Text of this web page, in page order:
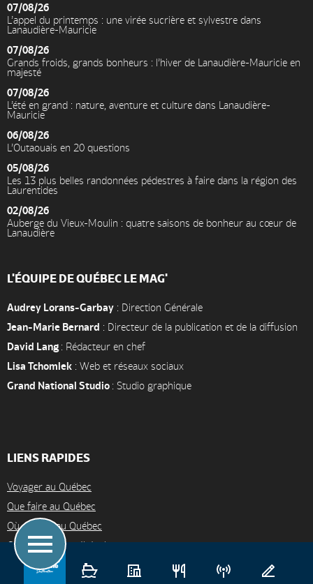
07/08/26
L’appel du printemps : une virée sucrière et sylvestre dans
Lanaudière-Mauricie
07/08/26
Grands froids, grands bonheurs : l’hiver de Lanaudière-Mauricie en
majesté
07/08/26
L’été en grand : nature, aventure et culture dans Lanaudière-
Mauricie
06/08/26
L’Outaouais en 20 questions
05/08/26
Les 13 plus belles randonnées pédestres à faire dans la région des
Laurentides
02/08/26
Auberge du Vieux-Moulin : quatre saisons de bonheur au cœur de
Lanaudière
L'ÉQUIPE DE QUÉBEC LE MAG'
Audrey Lorans-Garbay : Direction Générale
Jean-Marie Bernard : Directeur de la publication et de la diffusion
David Lang : Rédacteur en chef
Lisa Tchomlek : Web et réseaux sociaux
Grand National Studio : Studio graphique
LIENS RAPIDES
Voyager au Québec
Que faire au Québec
Où dormir au Québec
Gastronomie québécoise
Villes et régions du Québec